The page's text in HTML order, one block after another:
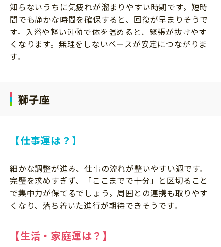
知らないうちに気疲れが溜まりやすい時期です。短時
間でも静かな時間を確保すると、回復が早まりそうで
す。入浴や軽い運動で体を温めると、緊張が抜けやす
くなります。無理をしないペースが安定につながりま
す。
獅子座
【仕事運は？】
細かな調整が進み、仕事の流れが整いやすい週です。
完璧を求めすぎず、「ここまでで十分」と区切ること
で集中力が保てるでしょう。周囲との連携も取りやす
くなり、落ち着いた進行が期待できそうです。
【生活・家庭運は？】